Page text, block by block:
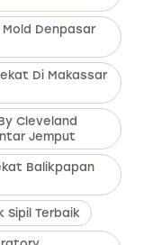
Denpasar
Di Makassar
Cleveland
Jemput
Balikpapan
Sipil Terbaik